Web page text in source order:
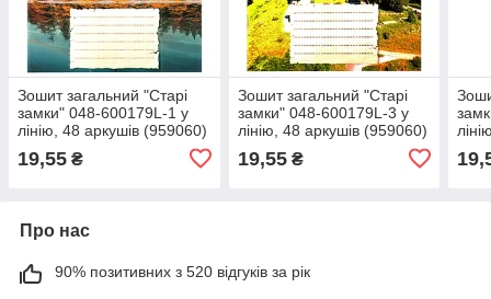
Зошит загальний "Старі
замки" 048-600179L-1 у
лінію, 48 аркушів (959060)
19,55 ₴
Зошит загальний "Старі
замки" 048-600179L-3 у
лінію, 48 аркушів (959060)
19,55₴
Про нас
90% позитивних з 520 відгуків за рік